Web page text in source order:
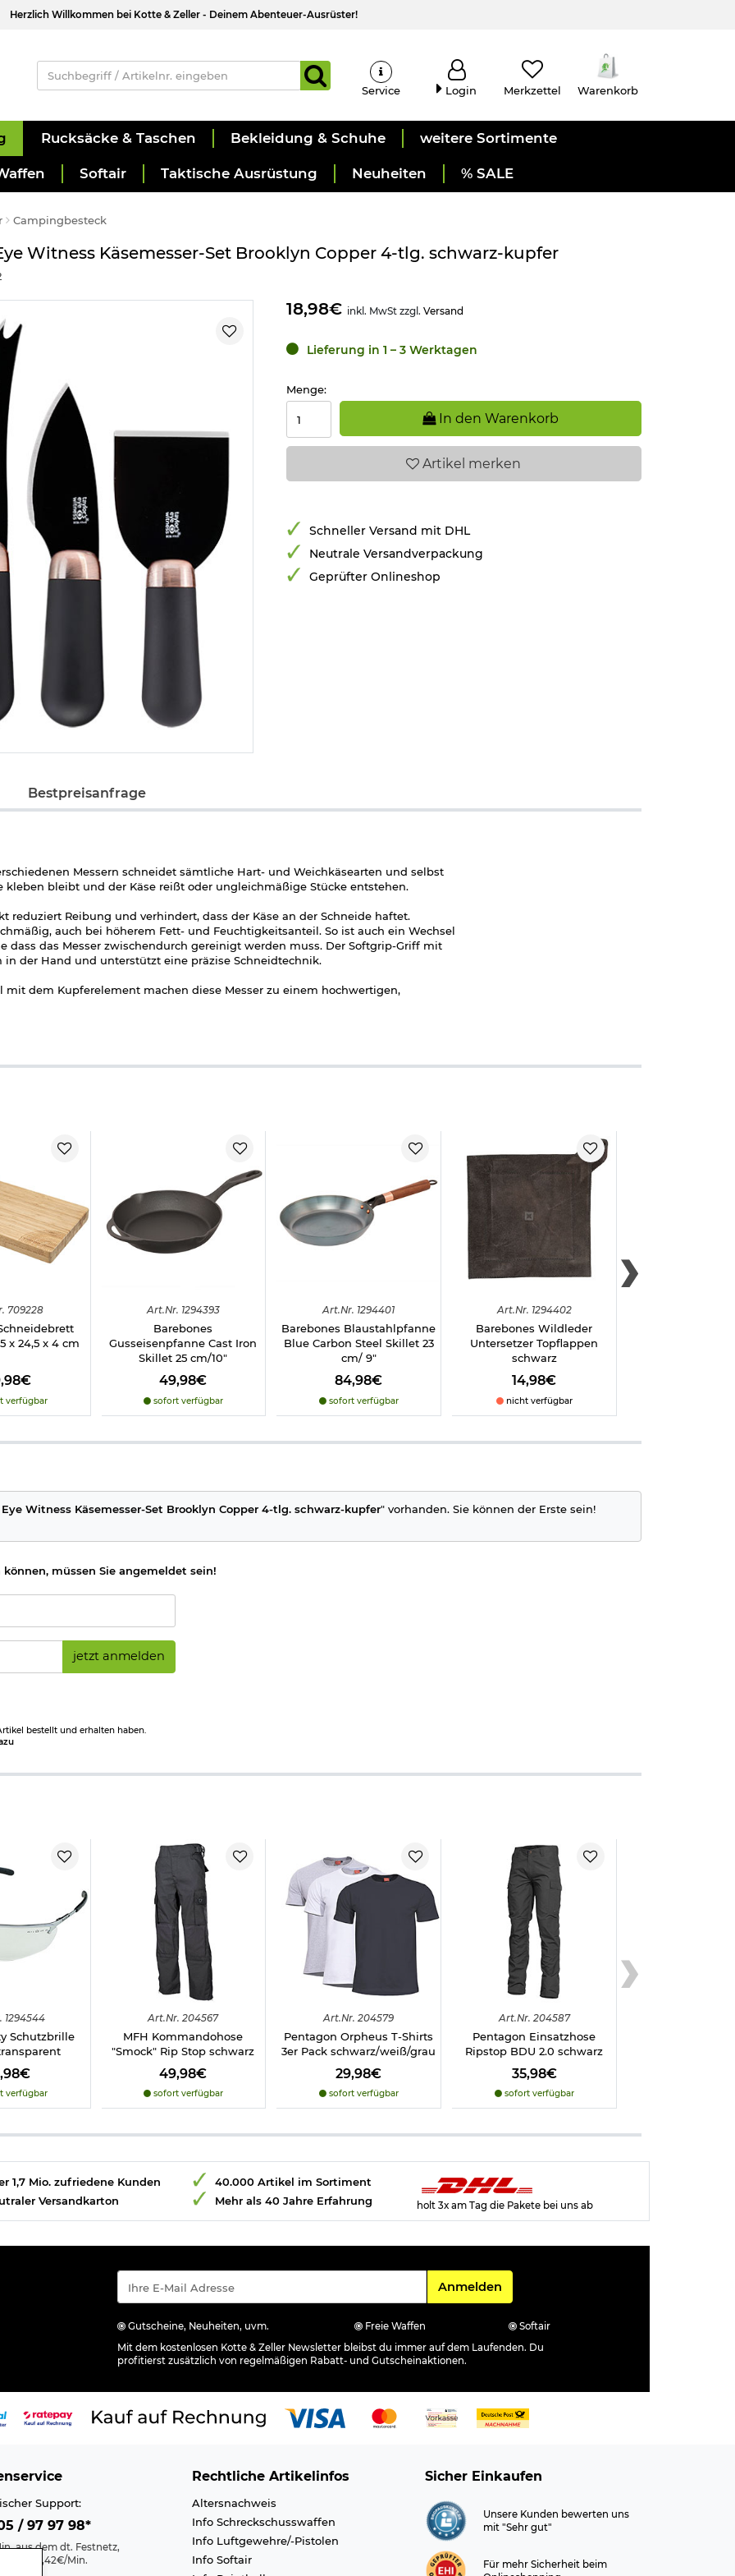
Herzlich Willkommen bei Kotte & Zeller - Deinem Abenteuer-Ausrüster!
Service Login Merkzettel Warenkorb
Rucksäcke & Taschen Bekleidung & Schuhe weitere Sortimente
Softair Taktische Ausrüstung Neuheiten % SALE
Campingbesteck
Witness Käsemesser-Set Brooklyn Copper 4-tlg. schwarz-kupfer
18,98€ inkl. MwSt zzgl. Versand
Lieferung in 1 – 3 Werktagen
Menge:
In den Warenkorb
Artikel merken
Schneller Versand mit DHL
Neutrale Versandverpackung
Geprüfter Onlineshop
Bestpreisanfrage
Messern schneidet sämtliche Hart- und Weichkäsearten und selbst
kleben bleibt und der Käse reißt oder ungleichmäßige Stücke entstehen.
Reibung und verhindert, dass der Käse an der Schneide haftet.
auch bei höherem Fett- und Feuchtigkeitsanteil. So ist auch ein Wechsel
dass das Messer zwischendurch gereinigt werden muss. Der Softgrip-Griff mit
der Hand und unterstützt eine präzise Schneidtechnik.
mit dem Kupferelement machen diese Messer zu einem hochwertigen,
die Funktionalität der Messer bestmöglich zu erhalten, sollten sie jedoch nur
Kratzer auf den beschichteten Klingen und am Softgriff zu vermeiden, sollten
Copper 4-tlg. schwarz-kupfer:
709228
x 24,5 x 4 cm
verfügbar
Art.Nr. 1294393
Barebones
Gusseisenpfanne Cast Iron
Skillet 25 cm/10"
49,98€
sofort verfügbar
Art.Nr. 1294401
Barebones Blaustahlpfanne
Blue Carbon Steel Skillet 23
cm/ 9"
84,98€
sofort verfügbar
Art.Nr. 1294402
Barebones Wildleder
Untersetzer Topflappen
schwarz
14,98€
nicht verfügbar
Eye Witness Käsemesser-Set Brooklyn Copper 4-tlg. schwarz-kupfer" vorhanden. Sie können der Erste sein!
müssen Sie angemeldet sein!
jetzt anmelden
bestellt und erhalten haben.
1294544
Schutzbrille
verfügbar
Art.Nr. 204567
MFH Kommandohose
"Smock" Rip Stop schwarz
49,98€
sofort verfügbar
Art.Nr. 204579
Pentagon Orpheus T-Shirts
3er Pack schwarz/weiß/grau
29,98€
sofort verfügbar
Art.Nr. 204587
Pentagon Einsatzhose
Ripstop BDU 2.0 schwarz
35,98€
sofort verfügbar
1,7 Mio. zufriedene Kunden
Versandkarton
40.000 Artikel im Sortiment
Mehr als 40 Jahre Erfahrung
holt 3x am Tag die Pakete bei uns ab
Für den Newsletter
Anmelden
Gutscheine, Neuheiten, uvm. Freie Waffen
Softair
Mit dem kostenlosen Kotte & Zeller Newsletter bleibst du immer auf dem Laufenden. Du
profitierst zusätzlich von regelmäßigen Rabatt- und Gutscheinaktionen.
Support:
/ 97 97 98*
aus dem dt. Festnetz,
max. 0,42€/Min.
Rechtliche Artikelinfos
Altersnachweis
Info Schreckschusswaffen
Info Luftgewehre/-Pistolen
Info Softair
Sicher Einkaufen
Unsere Kunden bewerten uns
mit "Sehr gut"
Für mehr Sicherheit beim